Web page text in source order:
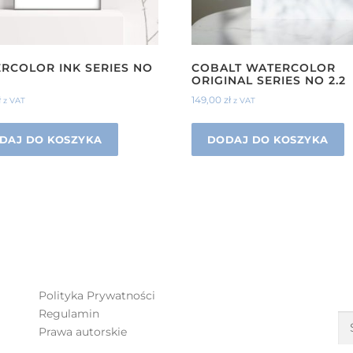
INK SERIES NO
z VAT
DO KOSZYKA
COBALT WATERCOLOR
ORIGINAL SERIES NO 2.2
149,00 zł z VAT
DODAJ DO KOSZYKA
Polityka Prywatności
Regulamin
Prawa autorskie